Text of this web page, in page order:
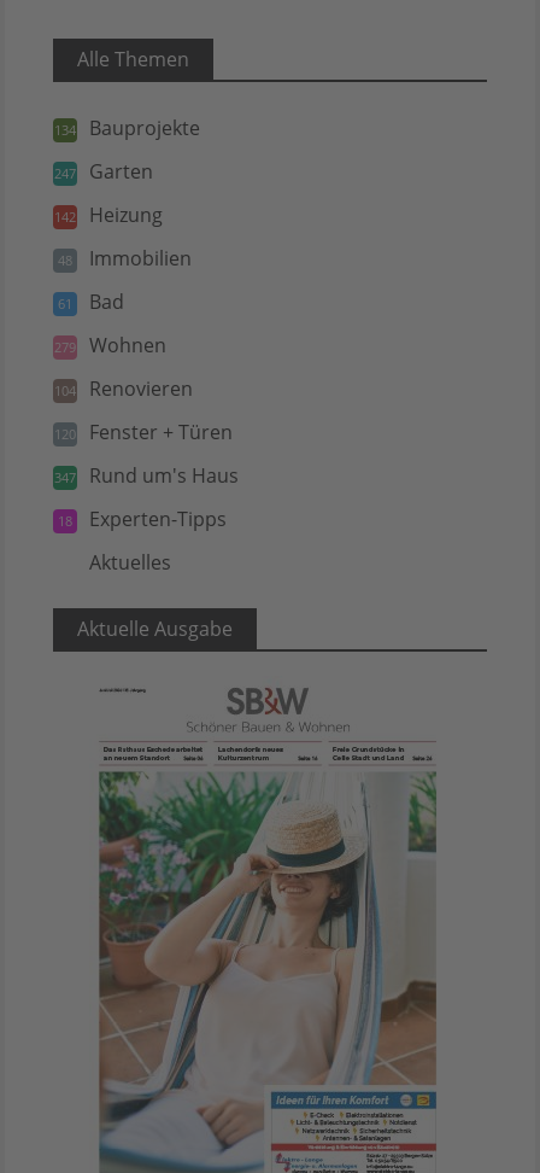
Alle Themen
134 Bauprojekte
247 Garten
142 Heizung
48 Immobilien
61 Bad
279 Wohnen
104 Renovieren
120 Fenster + Türen
347 Rund um's Haus
18 Experten-Tipps
Aktuelles
Aktuelle Ausgabe